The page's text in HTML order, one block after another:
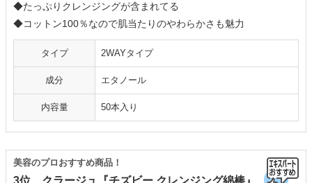
◆たっぷりクレンジングが含まれてる
◆コットン100％なので肌当たりのやわらかさも魅力
タイプ 2WAYタイプ
成分 エタノール
内容量 50本入り
美容のプロおすすめ商品！